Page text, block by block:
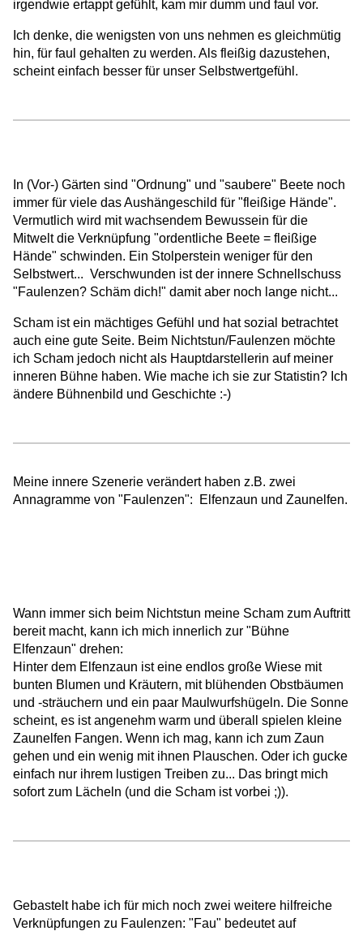
irgendwie ertappt gefühlt, kam mir dumm und faul vor.
Ich denke, die wenigsten von uns nehmen es gleichmütig
hin, für faul gehalten zu werden. Als fleißig dazustehen,
scheint einfach besser für unser Selbstwertgefühl.
In (Vor-) Gärten sind "Ordnung" und "saubere" Beete noch
immer für viele das Aushängeschild für "fleißige Hände".
Vermutlich wird mit wachsendem Bewussein für die
Mitwelt die Verknüpfung "ordentliche Beete = fleißige
Hände" schwinden. Ein Stolperstein weniger für den
Selbstwert... Verschwunden ist der innere Schnellschuss
"Faulenzen? Schäm dich!" damit aber noch lange nicht...
Scham ist ein mächtiges Gefühl und hat sozial betrachtet
auch eine gute Seite. Beim Nichtstun/Faulenzen möchte
ich Scham jedoch nicht als Hauptdarstellerin auf meiner
inneren Bühne haben. Wie mache ich sie zur Statistin? Ich
ändere Bühnenbild und Geschichte :-)
Meine innere Szenerie verändert haben z.B. zwei
Annagramme von "Faulenzen": Elfenzaun und Zaunelfen.
Wann immer sich beim Nichtstun meine Scham zum Auftritt
bereit macht, kann ich mich innerlich zur "Bühne
Elfenzaun" drehen:
Hinter dem Elfenzaun ist eine endlos große Wiese mit
bunten Blumen und Kräutern, mit blühenden Obstbäumen
und -sträuchern und ein paar Maulwurfshügeln. Die Sonne
scheint, es ist angenehm warm und überall spielen kleine
Zaunelfen Fangen. Wenn ich mag, kann ich zum Zaun
gehen und ein wenig mit ihnen Plauschen. Oder ich gucke
einfach nur ihrem lustigen Treiben zu... Das bringt mich
sofort zum Lächeln (und die Scham ist vorbei ;)).
Gebastelt habe ich für mich noch zwei weitere hilfreiche
Verknüpfungen zu Faulenzen: "Fau" bedeutet auf